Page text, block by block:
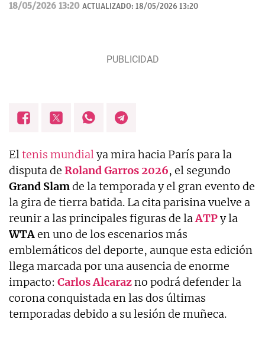
18/05/2026 13:20 ACTUALIZADO: 18/05/2026 13:20
Eltenis mundialya mira hacia París para la
disputa de Roland Garros 2026, el segundo
Grand Slamde la temporada y el gran evento de
la gira de tierra batida. La cita parisina vuelve a
reunir a las principales figuras de laATPy la
WTAen uno de los escenarios más
emblemáticos del deporte, aunque esta edición
llega marcada por una ausencia de enorme
impacto: CarlosAlcarazno podrá defender la
corona conquistada en las dos últimas
temporadas debido a su lesión de muñeca.